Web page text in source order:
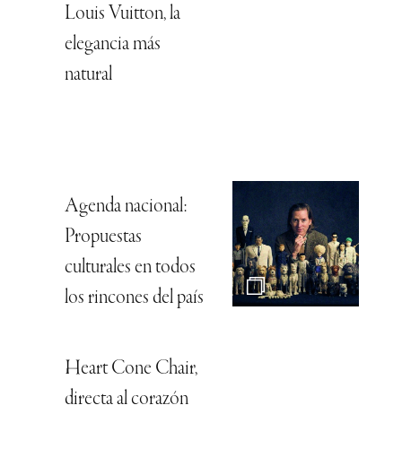
Louis Vuitton, la
elegancia más
natural
Agenda nacional:
Propuestas
culturales en todos
los rincones del país
Heart Cone Chair,
directa al corazón